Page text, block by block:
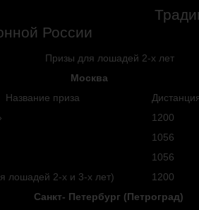
1.
России
лошадей 2-х лет
приза
1200
1056
1056
лошадей 2-х и 3-х лет)
1200
Санкт- Петербург (Петроград)